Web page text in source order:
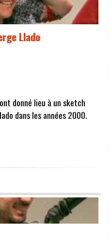
Llado
donné lieu à un sketch
dans les années 2000.